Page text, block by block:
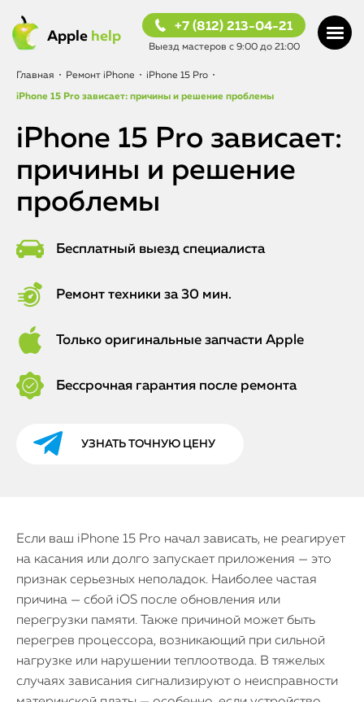
Apple help
+7 (812) 213-04-21
Выезд мастеров с 9:00 до 21:00
Главная • Ремонт iPhone • iPhone 15 Pro •
iPhone 15 Pro зависает: причины и решение проблемы
iPhone 15 Pro зависает:
причины и решение
проблемы
Бесплатный выезд специалиста
Ремонт техники за 30 мин.
Только оригинальные запчасти Apple
Бессрочная гарантия после ремонта
УЗНАТЬ ТОЧНУЮ ЦЕНУ
Если ваш iPhone 15 Pro начал зависать, не реагирует
на касания или долго запускает приложения — это
признак серьезных неполадок. Наиболее частая
причина — сбой iOS после обновления или
перегрузки памяти. Также причиной может быть
перегрев процессора, возникающий при сильной
нагрузке или нарушении теплоотвода. В тяжелых
случаях зависания сигнализируют о неисправности